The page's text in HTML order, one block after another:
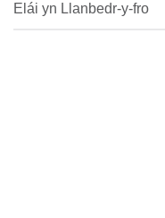
Elái yn Llanbedr-y-fro